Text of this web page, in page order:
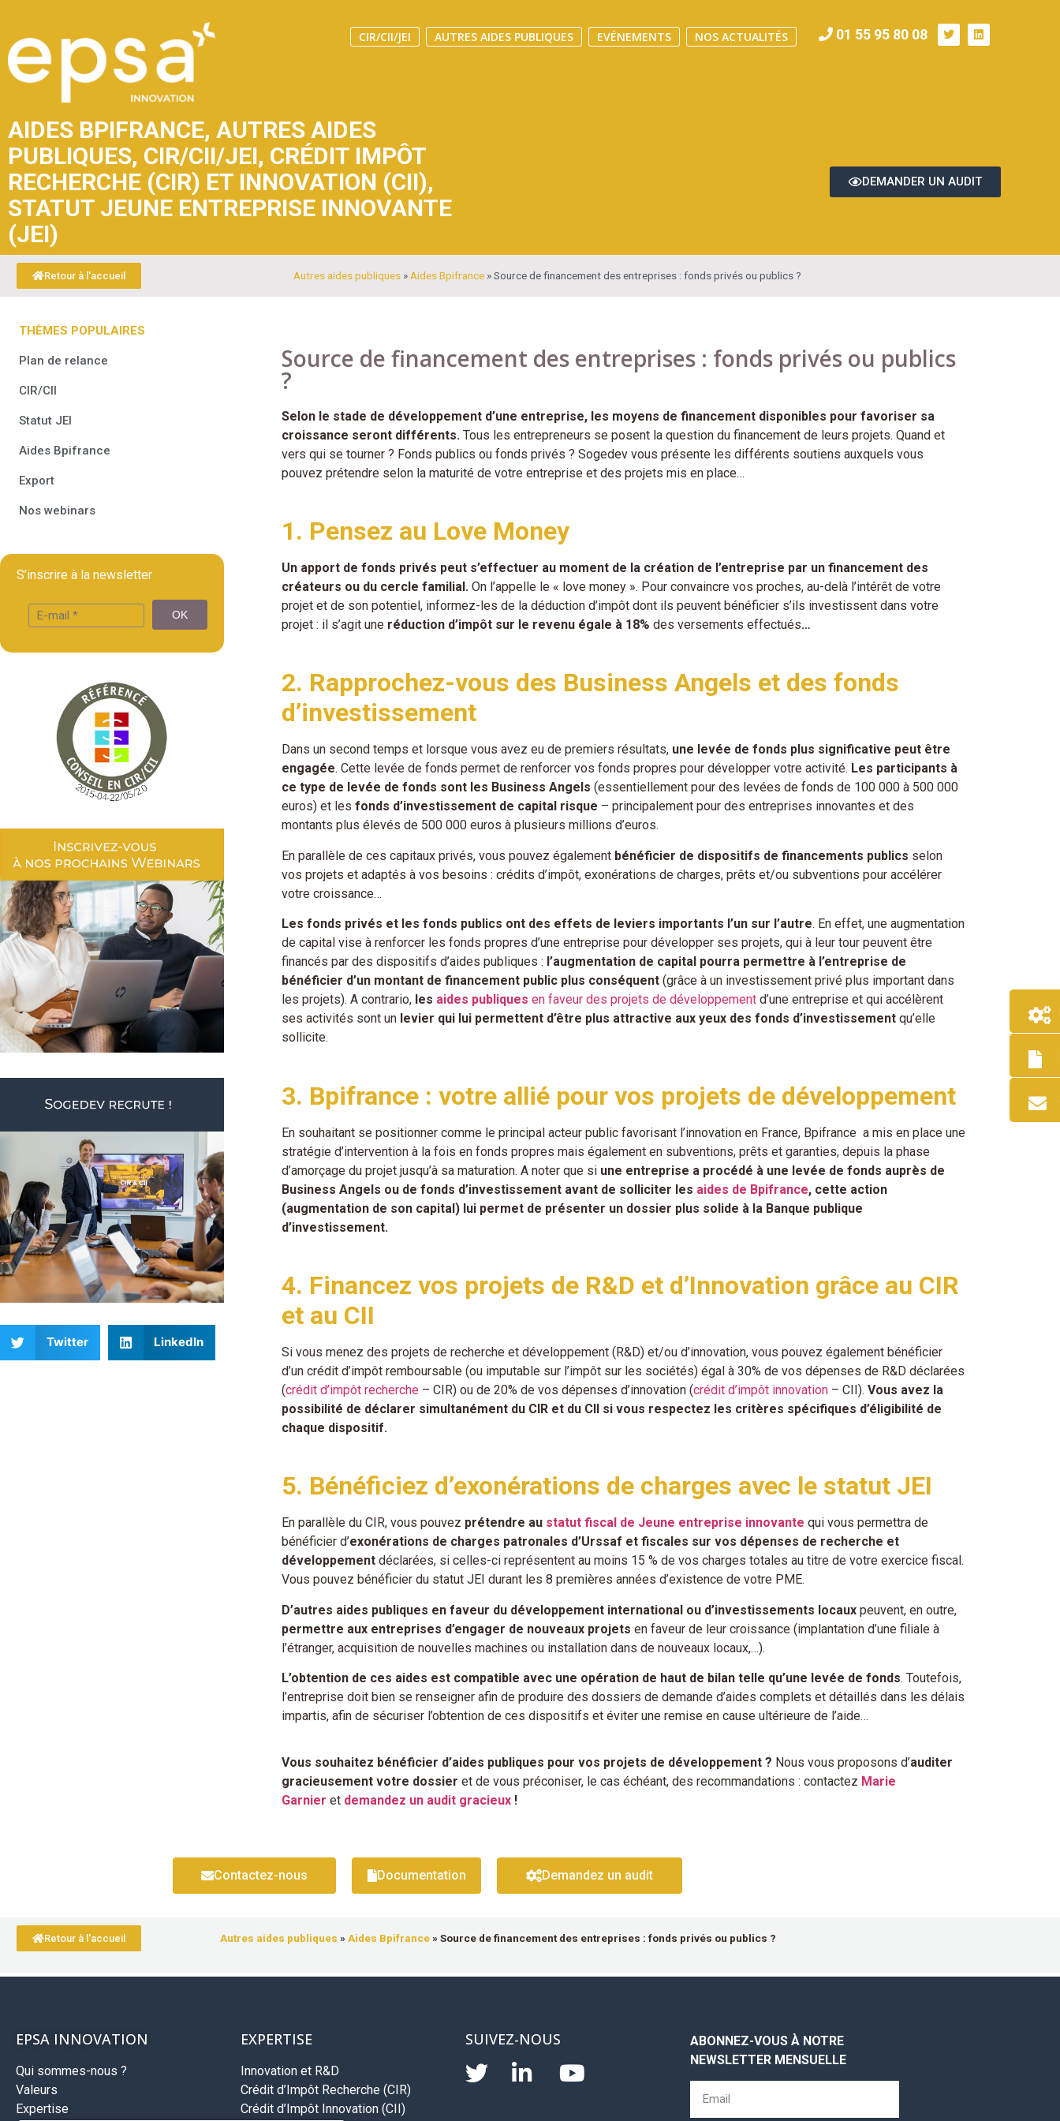
CIR/CII/JEI AUTRES AIDES PUBLIQUES EVÉNEMENTS NOS ACTUALITÉS 01 55 95 80 08
AIDES BPIFRANCE, AUTRES AIDES
PUBLIQUES, CIR/CII/JEI, CRÉDIT IMPÔT
RECHERCHE (CIR) ET INNOVATION (CII),
STATUT JEUNE ENTREPRISE INNOVANTE
(JEI)
DEMANDER UN AUDIT
Retour à l'accueil Autres aides publiques» Aides Bpifrance»Source de financement des entreprises : fonds privés ou publics ?
THÈMES POPULAIRES
Plan de relance
CIR/CII
Statut JEI
Aides Bpifrance
Export
Nos webinars
S’inscrire à la newsletter
Twitter LinkedIn
Source de financement des entreprises : fonds privés ou publics
?
Selon le stade de développement d’une entreprise, les moyens de financement disponibles pour favoriser sa
croissance seront différents. Tous les entrepreneurs se posent la question du financement de leurs projets. Quand et
vers qui se tourner ? Fonds publics ou fonds privés ? Sogedev vous présente les différents soutiens auxquels vous
pouvez prétendre selon la maturité de votre entreprise et des projets mis en place…
1. Pensez au Love Money
Un apport de fonds privés peut s’effectuer au moment de la création de l’entreprise par un financement des
créateurs ou du cercle familial. On l’appelle le « love money ». Pour convaincre vos proches, au-delà l’intérêt de votre
projet et de son potentiel, informez-les de la déduction d’impôt dont ils peuvent bénéficier s’ils investissent dans votre
projet : il s’agit une réduction d’impôt sur le revenu égale à 18% des versements effectués…
2. Rapprochez-vous des Business Angels et des fonds
d’investissement
Dans un second temps et lorsque vous avez eu de premiers résultats, une levée de fonds plus significative peut être
engagée. Cette levée de fonds permet de renforcer vos fonds propres pour développer votre activité. Les participants à
ce type de levée de fonds sont les Business Angels (essentiellement pour des levées de fonds de 100 000 à 500 000
euros) et lesfonds d’investissement de capital risque – principalement pour des entreprises innovantes et des
montants plus élevés de 500 000 euros à plusieurs millions d’euros.
En parallèle de ces capitaux privés, vous pouvez également bénéficier de dispositifs de financements publics selon
vos projets et adaptés à vos besoins : crédits d’impôt, exonérations de charges, prêts et/ou subventions pour accélérer
votre croissance…
Les fonds privés et les fonds publics ont des effets de leviers importants l’un sur l’autre. En effet, une augmentation
de capital vise à renforcer les fonds propres d’une entreprise pour développer ses projets, qui à leur tour peuvent être
financés par des dispositifs d’aides publiques : l’augmentation de capital pourra permettre à l’entreprise de
bénéficier d’un montant de financement public plus conséquent (grâce à un investissement privé plus important dans
les projets). A contrario, les aides publiques en faveur des projets de développement d’une entreprise et qui accélèrent
ses activités sont un levier qui lui permettent d’être plus attractive aux yeux des fonds d’investissement qu’elle
sollicite.
3. Bpifrance : votre allié pour vos projets de développement
En souhaitant se positionner comme le principal acteur public favorisant l’innovation en France, Bpifrance a mis en place une
stratégie d’intervention à la fois en fonds propres mais également en subventions, prêts et garanties, depuis la phase
d’amorçage du projet jusqu’à sa maturation. A noter que si une entreprise a procédé à une levée de fonds auprès de
Business Angels ou de fonds d’investissement avant de solliciter les aides de Bpifrance, cette action
(augmentation de son capital) lui permet de présenter un dossier plus solide à la Banque publique
d’investissement.
4. Financez vos projets de R&D et d’Innovation grâce au CIR
et au CII
Si vous menez des projets de recherche et développement (R&D) et/ou d’innovation, vous pouvez également bénéficier
d’un crédit d’impôt remboursable (ou imputable sur l’impôt sur les sociétés) égal à 30% de vos dépenses de R&D déclarées
(crédit d’impôt recherche – CIR) ou de 20% de vos dépenses d’innovation (crédit d’impôt innovation – CII).Vous avez la
possibilité de déclarer simultanément du CIR et du CII si vous respectez les critères spécifiques d’éligibilité de
chaque dispositif.
5. Bénéficiez d’exonérations de charges avec le statut JEI
En parallèle du CIR, vous pouvez prétendre au statut fiscal de Jeune entreprise innovante qui vous permettra de
bénéficier d’exonérations de charges patronales d’Urssaf et fiscales sur vos dépenses de recherche et
développement déclarées, si celles-ci représentent au moins 15 % de vos charges totales au titre de votre exercice fiscal.
Vous pouvez bénéficier du statut JEI durant les 8 premières années d’existence de votre PME.
D’autres aides publiques en faveur du développement international ou d’investissements locaux peuvent, en outre,
permettre aux entreprises d’engager de nouveaux projets en faveur de leur croissance (implantation d’une filiale à
l’étranger, acquisition de nouvelles machines ou installation dans de nouveaux locaux,…).
L’obtention de ces aides est compatible avec une opération de haut de bilan telle qu’une levée de fonds. Toutefois,
l’entreprise doit bien se renseigner afin de produire des dossiers de demande d’aides complets et détaillés dans les délais
impartis, afin de sécuriser l’obtention de ces dispositifs et éviter une remise en cause ultérieure de l’aide…
Vous souhaitez bénéficier d’aides publiques pour vos projets de développement ? Nous vous proposons d’auditer
gracieusement votre dossier et de vous préconiser, le cas échéant, des recommandations : contactez Marie
Garnier et demandez un audit gracieux !
Contactez-nous Documentation Demandez un audit
Retour à l'accueil Autres aides publiques »Aides Bpifrance»Source de financement des entreprises : fonds privés ou publics ?
EPSA INNOVATION
Qui sommes-nous ?
Valeurs
Expertise
EXPERTISE
Innovation et R&D
Crédit d’Impôt Recherche (CIR)
Crédit d’Impôt Innovation (CII)
SUIVEZ-NOUS
ABONNEZ-VOUS À NOTRE
NEWSLETTER MENSUELLE